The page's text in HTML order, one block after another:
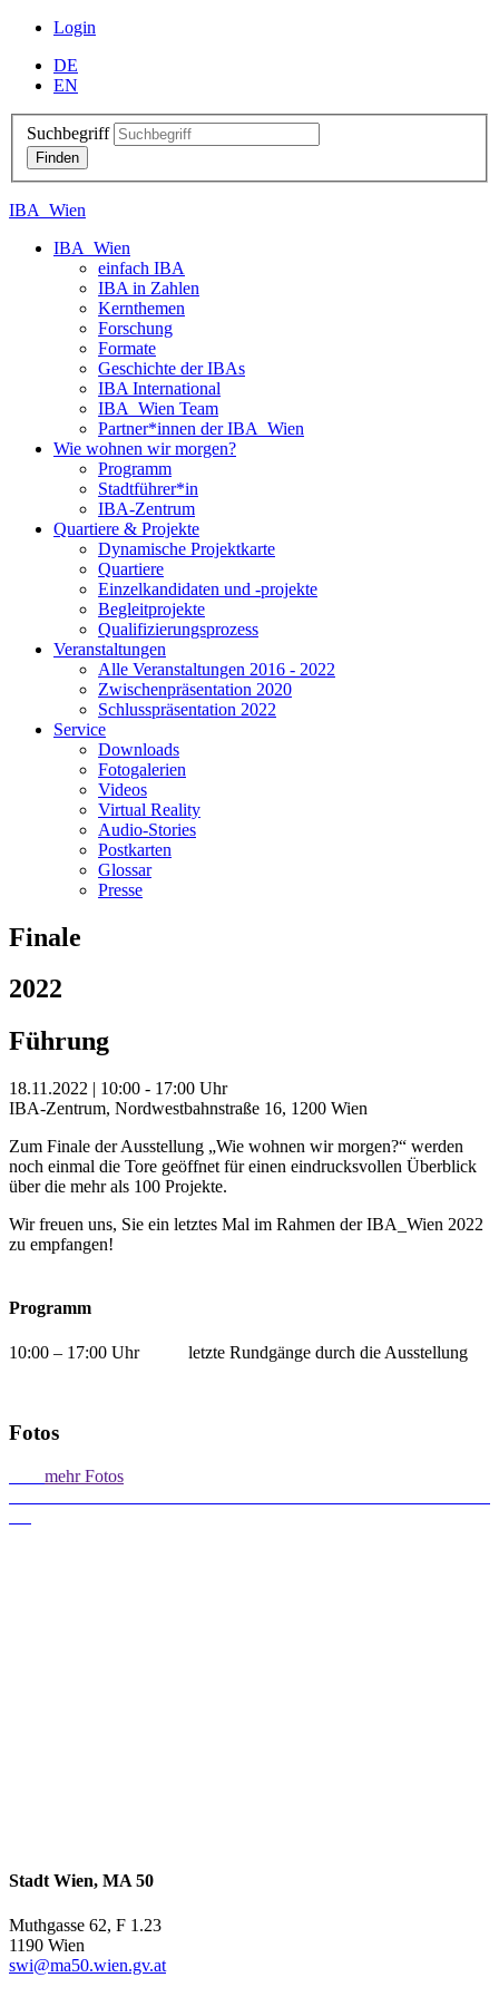
Login
DE
EN
Suchbegriff
IBA_Wien
IBA_Wien
einfach IBA
IBA in Zahlen
Kernthemen
Forschung
Formate
Geschichte der IBAs
IBA International
IBA_Wien Team
Partner*innen der IBA_Wien
Wie wohnen wir morgen?
Programm
Stadtführer*in
IBA-Zentrum
Quartiere & Projekte
Dynamische Projektkarte
Quartiere
Einzelkandidaten und -projekte
Begleitprojekte
Qualifizierungsprozess
Veranstaltungen
Alle Veranstaltungen 2016 - 2022
Zwischenpräsentation 2020
Schlusspräsentation 2022
Service
Downloads
Fotogalerien
Videos
Virtual Reality
Audio-Stories
Postkarten
Glossar
Presse
Finale
2022
Führung
18.11.2022 | 10:00 - 17:00 Uhr
IBA-Zentrum, Nordwestbahnstraße 16, 1200 Wien
Zum Finale der Ausstellung „Wie wohnen wir morgen?“ werden
noch einmal die Tore geöffnet für einen eindrucksvollen Überblick
über die mehr als 100 Projekte.
Wir freuen uns, Sie ein letztes Mal im Rahmen der IBA_Wien 2022
zu empfangen!
Programm
10:00 – 17:00 Uhr letzte Rundgänge durch die Ausstellung
Fotos
mehr Fotos
Stadt Wien, MA 50
Muthgasse 62, F 1.23
1190 Wien
swi@ma50.wien.gv.at